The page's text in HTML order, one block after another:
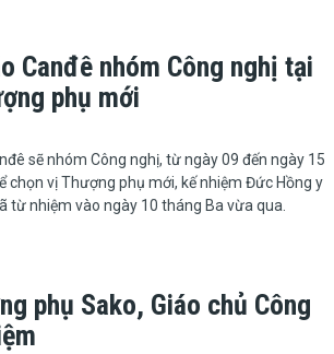
Canđê nhóm Công nghị tại
phụ mới
sẽ nhóm Công nghị, từ ngày 09 đến ngày 15
chọn vị Thượng phụ mới, kế nhiệm Đức Hồng y
từ nhiệm vào ngày 10 tháng Ba vừa qua.
phụ Sako, Giáo chủ Công